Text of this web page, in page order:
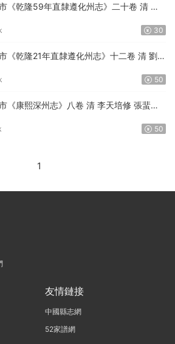
《乾隆59年直隸遵化州志》二十卷 清 劉
30
《乾隆21年直隸遵化州志》十二卷 清 劉埥
50
《康熙深州志》八卷 清 李天培修 張蜚英
50
1
友情鏈接
中國縣志網
52家譜網